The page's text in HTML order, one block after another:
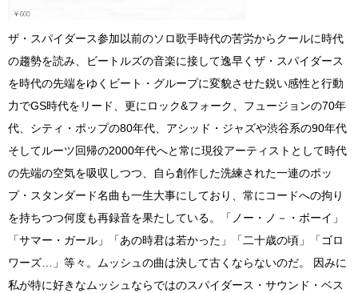
ザ・スパイダース参加以前のソロ歌手時代の苦労からクールに時代
の趨勢を読み、ビートルズの音楽に接して逸早くザ・スパイダース
を時代の先端をゆくビート・グループに変貌させた鋭い感性と行動
力でGS時代をリード、更にロック&フォーク、フュージョンの70年
代、シティ・ポップの80年代、アシッド・ジャズや渋谷系の90年代
そしてルーツ回帰の2000年代へと常に現役アーティストとして時代
の先端の空気を吸収しつつ、自ら創作した洗練された一連のポッ
プ・スタンダード名曲も一生大事にしており、常にコードへの拘り
を持ちつつ何度も再録音を果たしている。「ノー・ノ－・ボーイ」
「サマー・ガール」「あの時君は若かった」「二十歳の頃」「ゴロ
ワーズ…」等々。ムッシュの曲は決して古くならないのだ。 因みに
私が特に好きなムッシュならではのスパイダース・サウンド・ベス